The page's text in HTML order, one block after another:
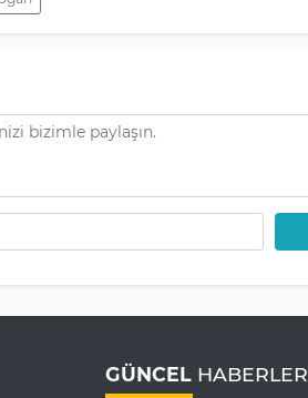
GÜNCEL HABERLER